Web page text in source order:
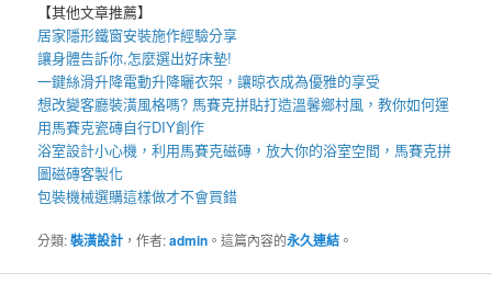
【其他文章推薦】
居家隱形鐵窗安裝施作經驗分享
讓身體告訴你,怎麼選出好床墊!
一鍵絲滑升降電動升降曬衣架 ，讓晾衣成為優雅的享受
想改變客廳裝潢風格嗎? 馬賽克拼貼打造溫馨鄉村風，教你如何運
用馬賽克瓷磚自行DIY創作
浴室設計小心機，利用馬賽克磁磚 ，放大你的浴室空間， 馬賽克拼
圖磁磚客製化
包裝機械選購這樣做才不會買錯
分類:裝潢設計 ，作者:admin 。這篇內容的永久連結 。